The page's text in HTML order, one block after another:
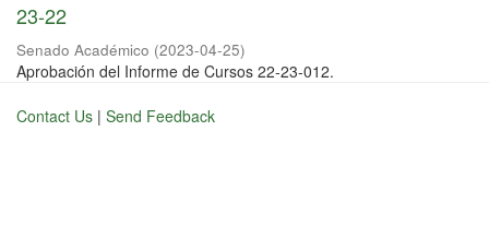
23-22
Senado Académico (2023-04-25)
Aprobación del Informe de Cursos 22-23-012.
Contact Us | Send Feedback